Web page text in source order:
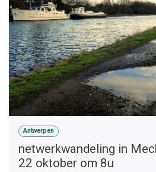
Antwerpen
netwerkwandeling in
22 oktober om 8u